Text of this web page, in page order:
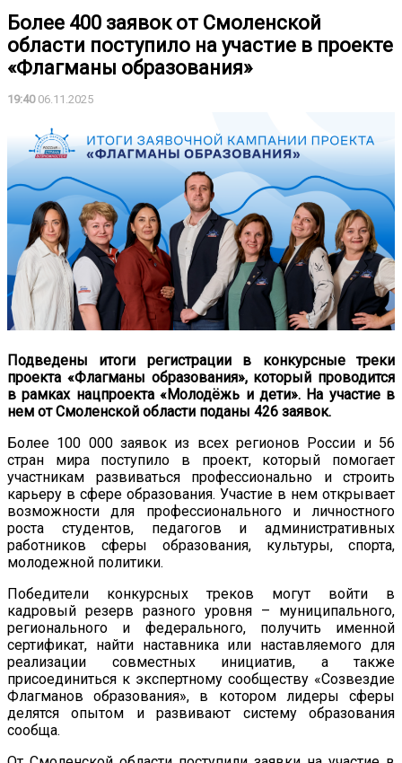
Более 400 заявок от Смоленской
области поступило на участие в проекте
«Флагманы образования»
19:4006.11.2025
Подведены итоги регистрации в конкурсные треки
проекта «Флагманы образования», который проводится
в рамках нацпроекта «Молодёжь и дети». На участие в
нем от Смоленской области поданы 426 заявок.
Более 100 000 заявок из всех регионов России и 56
стран мира поступило в проект, который помогает
участникам развиваться профессионально и строить
карьеру в сфере образования. Участие в нем открывает
возможности для профессионального и личностного
роста студентов, педагогов и административных
работников сферы образования, культуры, спорта,
молодежной политики.
Победители конкурсных треков могут войти в
кадровый резерв разного уровня – муниципального,
регионального и федерального, получить именной
сертификат, найти наставника или наставляемого для
реализации совместных инициатив, а также
присоединиться к экспертному сообществу «Созвездие
Флагманов образования», в котором лидеры сферы
делятся опытом и развивают систему образования
сообща.